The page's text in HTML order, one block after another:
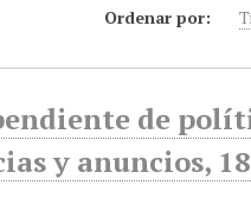
Ordenar por:
de
y anuncios,